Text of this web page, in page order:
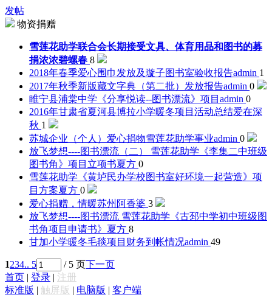
发帖
物资捐赠
雪莲花助学联合会长期接受文具、体育用品和图书的募
捐浓浓碧螺春 8
2018年春季爱心围巾发放及璇子图书室验收报告admin 1
2017年秋季新版藏文字典（第二批）发放报告admin 0
睢宁县浦棠中学《分享悦读--图书漂流》项目 admin 0
2016年甘肃省夏河县博拉小学暖冬项目活动总结爱在深
秋 1
苏城企业（个人）爱心捐物雪莲花助学事业admin 0
放飞梦想----图书漂流（二） 雪莲花助学《李集二中班级
图书角》项目立项书夏方 0
雪莲花助学《黄垆民办学校图书室好环境一起营造》项
目方案夏方 0
爱心捐赠，情暖苏州 阿香婆 3
放飞梦想----图书漂流 雪莲花助学《古邳中学初中班级图
书角项目申请书》 夏方 8
甘加小学暖冬毛毯项目财务到帐情况admin 49
1234.. 5 / 5 页下一页
首页 | 登录 | 注册
标准版 | 触屏版 | 电脑版 | 客户端